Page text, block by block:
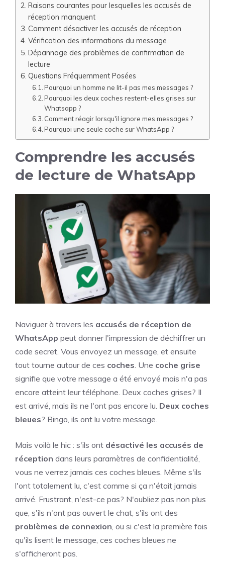
Raisons courantes pour lesquelles les accusés de
réception manquent
Comment désactiver les accusés de réception
Vérification des informations du message
Dépannage des problèmes de confirmation de
lecture
Questions Fréquemment Posées
Pourquoi un homme ne lit-il pas mes messages ?
Pourquoi les deux coches restent-elles grises sur
Whatsapp ?
Comment réagir lorsqu'il ignore mes messages ?
Pourquoi une seule coche sur WhatsApp ?
Comprendre les accusés
de lecture de WhatsApp
Naviguer à travers les accusés de réception de
WhatsApp peut donner l'impression de déchiffrer un
code secret. Vous envoyez un message, et ensuite
tout tourne autour de ces coches. Une coche grise
signifie que votre message a été envoyé mais n'a pas
encore atteint leur téléphone. Deux coches grises? Il
est arrivé, mais ils ne l'ont pas encore lu. Deux coches
bleues? Bingo, ils ont lu votre message.
Mais voilà le hic : s'ils ont désactivé les accusés de
réception dans leurs paramètres de confidentialité,
vous ne verrez jamais ces coches bleues. Même s'ils
l'ont totalement lu, c'est comme si ça n'était jamais
arrivé. Frustrant, n'est-ce pas? N'oubliez pas non plus
que, s'ils n'ont pas ouvert le chat, s'ils ont des
problèmes de connexion, ou si c'est la première fois
qu'ils lisent le message, ces coches bleues ne
s'afficheront pas.